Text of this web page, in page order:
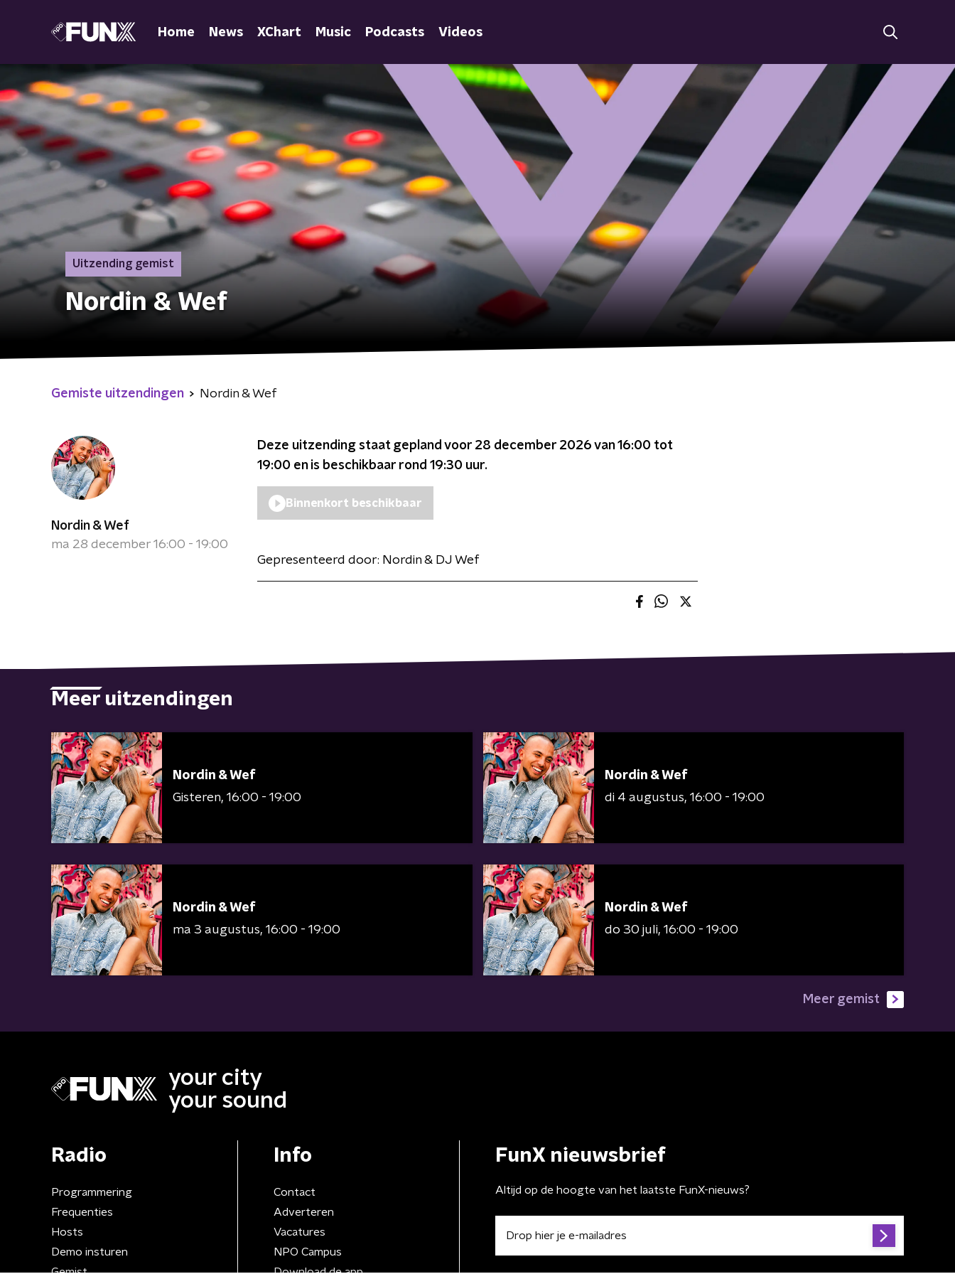
Home News XChart Music Podcasts Videos
Uitzending gemist
Nordin & Wef
Gemiste uitzendingen Nordin & Wef
Nordin & Wef
ma 28 december 16:00 - 19:00
Deze uitzending staat gepland voor 28 december 2026 van 16:00 tot
19:00 en is beschikbaar rond 19:30 uur.
Binnenkort beschikbaar
Gepresenteerd door: Nordin & DJ Wef
Meer uitzendingen
Nordin & Wef
Gisteren 16:00 - 19:00
Nordin & Wef
di 4 augustus 16:00 - 19:00
Nordin & Wef
ma 3 augustus 16:00 - 19:00
Nordin & Wef
do 30 juli 16:00 - 19:00
Meer gemist
your city
your sound
Radio
Programmering
Frequenties
Hosts
Demo insturen
Gemist
Info
Contact
Adverteren
Vacatures
NPO Campus
Download de app
FunX nieuwsbrief
Altijd op de hoogte van het laatste FunX-nieuws?